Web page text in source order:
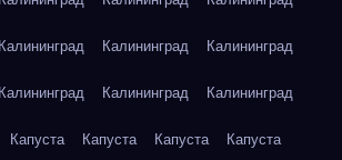
Калининград Калининград Калининград
Калининград Калининград Калининград
Капуста Капуста Капуста Капуста